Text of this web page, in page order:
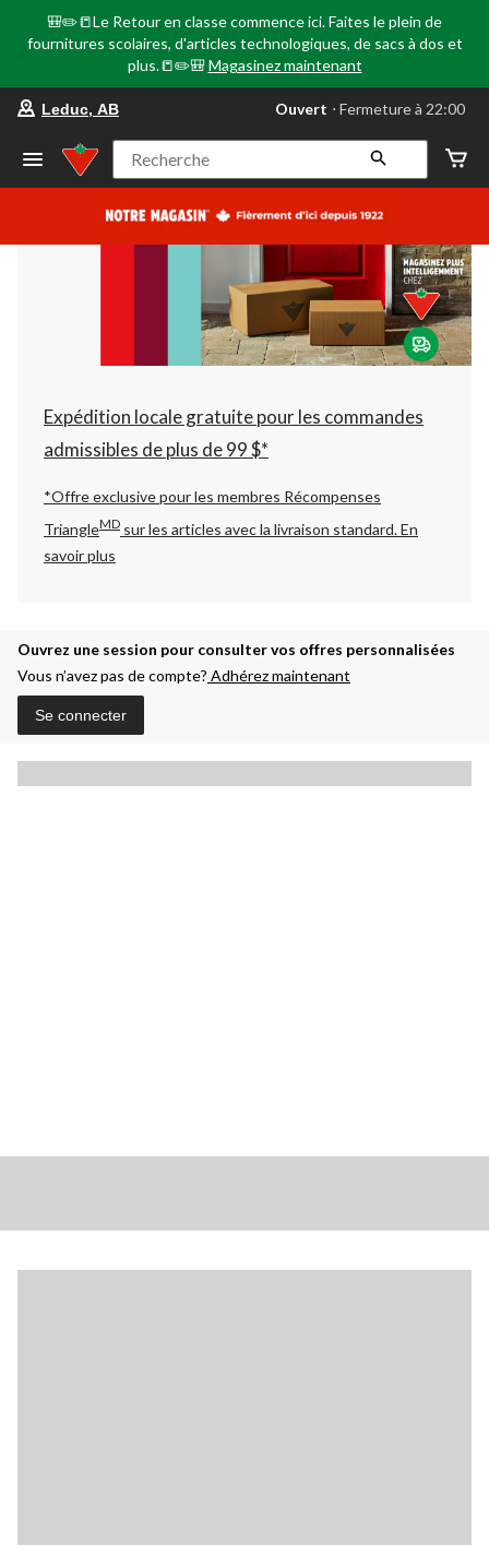
🎒✏️📒Le Retour en classe commence ici. Faites le plein de
fournitures scolaires, d'articles technologiques, de sacs à dos et
plus.📒✏️🎒 Magasinez maintenant
votre
préféré
Leduc,
AB,
courament
Fermeture
à
22:00
cliquer
pour
changer
Leduc, AB Ouvert ⋅ Fermeture à 22:00
Recherche
Expédition locale gratuite pour les commandes
admissibles de plus de 99 $*
*Offre exclusive pour les membres Récompenses
TriangleMD sur les articles avec la livraison standard.En
savoir plus
Ouvrez une session pour consulter vos offres personnalisées
Vous n’avez pas de compte? Adhérez maintenant
Se connecter